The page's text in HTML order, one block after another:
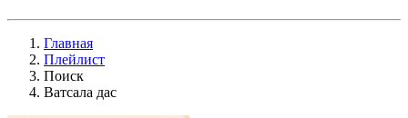
Главная
Плейлист
Поиск
Ватсала дас